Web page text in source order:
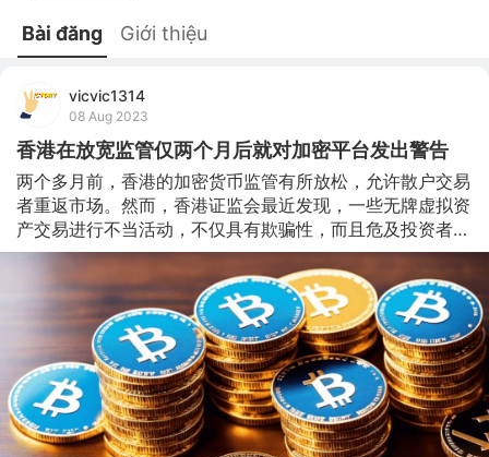
Bài đăng Giới thiệu
vicvic1314
08 Aug 2023
香港在放宽监管仅两个月后就对加密平台发出警告
两个多月前，香港的加密货币监管有所放松，允许散户交易
者重返市场。然而，香港证监会最近发现，一些无牌虚拟资
产交易进行不当活动，不仅具有欺骗性，而且危及投资者。
香港证监会表示，一些无牌虚拟资产交易进行不当活动平台
（VATP）错误地宣布他们有向证监会申请牌照，给人一种
符合监管规范的错误印象。虽然不少公司正在香港申请牌
照，但只有一家公司获完全授权向本地投资者提供零售交
易。 同时，证监会发现一些VATP启动了推出的产品和服务
bi不符合最新的法律和监管标准，例如引入以「储蓄」或
「收益」为品牌的虚拟资产衍生工具或计划。 除了新成立
的实体，证监会已就较旧的实体发出警告从事这种无照活动
是犯罪行为。这些实体要么